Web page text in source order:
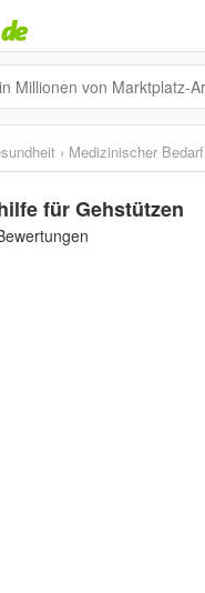
› Medizinischer Bedarf
für Gehstützen